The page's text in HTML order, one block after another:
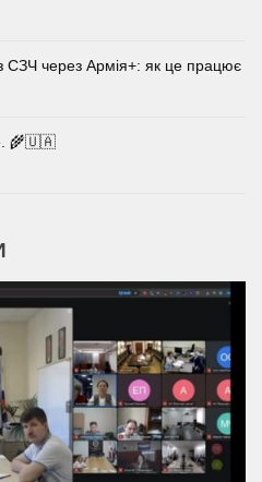
СЗЧ через Армія+: як це працює
🌾🇺🇦